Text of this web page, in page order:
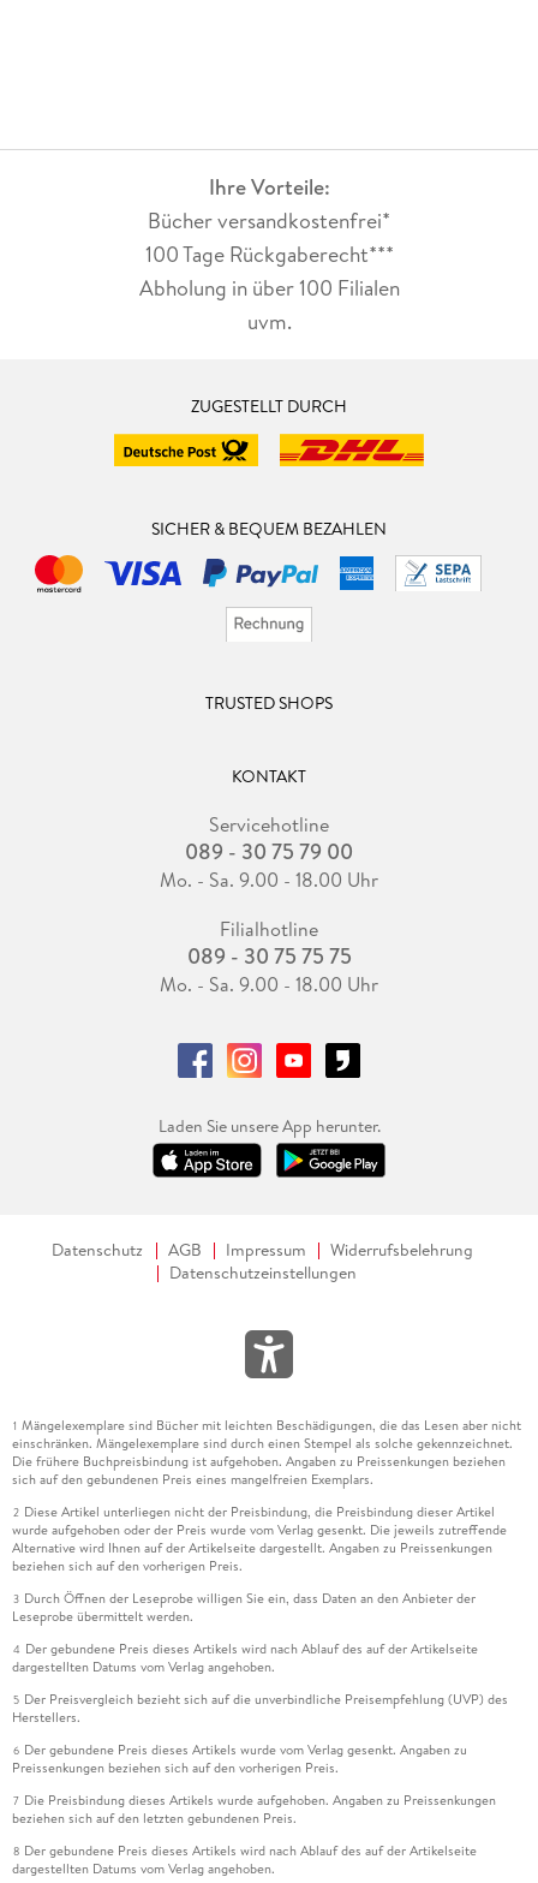
Ihre Vorteile:
Bücher versandkostenfrei*
100 Tage Rückgaberecht***
Abholung in über 100 Filialen
uvm.
ZUGESTELLT DURCH
SICHER & BEQUEM BEZAHLEN
TRUSTED SHOPS
KONTAKT
Servicehotline
089 - 30 75 79 00
Mo. - Sa. 9.00 - 18.00 Uhr
Filialhotline
089 - 30 75 75 75
Mo. - Sa. 9.00 - 18.00 Uhr
Laden Sie unsere App herunter.
Datenschutz AGB Impressum
Widerrufsbelehrung
Datenschutzeinstellungen
1 Mängelexemplare sind Bücher mit leichten Beschädigungen, die das Lesen aber nicht
einschränken. Mängelexemplare sind durch einen Stempel als solche gekennzeichnet.
Die frühere Buchpreisbindung ist aufgehoben. Angaben zu Preissenkungen beziehen
sich auf den gebundenen Preis eines mangelfreien Exemplars.
2 Diese Artikel unterliegen nicht der Preisbindung, die Preisbindung dieser Artikel
wurde aufgehoben oder der Preis wurde vom Verlag gesenkt. Die jeweils zutreffende
Alternative wird Ihnen auf der Artikelseite dargestellt. Angaben zu Preissenkungen
beziehen sich auf den vorherigen Preis.
3 Durch Öffnen der Leseprobe willigen Sie ein, dass Daten an den Anbieter der
Leseprobe übermittelt werden.
4 Der gebundene Preis dieses Artikels wird nach Ablauf des auf der Artikelseite
dargestellten Datums vom Verlag angehoben.
5 Der Preisvergleich bezieht sich auf die unverbindliche Preisempfehlung (UVP) des
Herstellers.
6 Der gebundene Preis dieses Artikels wurde vom Verlag gesenkt. Angaben zu
Preissenkungen beziehen sich auf den vorherigen Preis.
7 Die Preisbindung dieses Artikels wurde aufgehoben. Angaben zu Preissenkungen
beziehen sich auf den letzten gebundenen Preis.
8 Der gebundene Preis dieses Artikels wird nach Ablauf des auf der Artikelseite
dargestellten Datums vom Verlag angehoben.